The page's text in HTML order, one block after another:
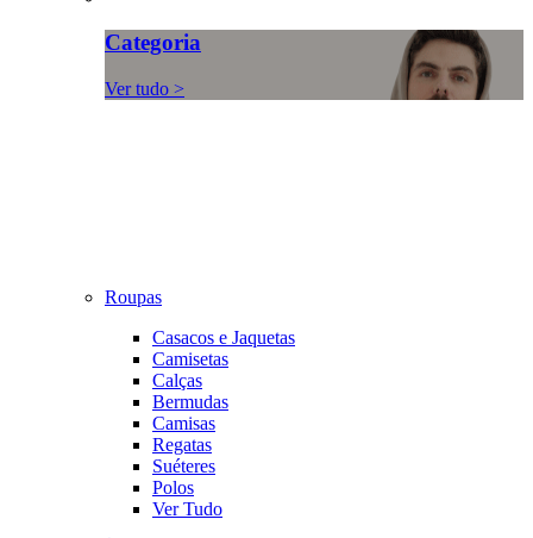
Categoria
Ver tudo >
Roupas
Casacos e Jaquetas
Camisetas
Calças
Bermudas
Camisas
Regatas
Suéteres
Polos
Ver Tudo